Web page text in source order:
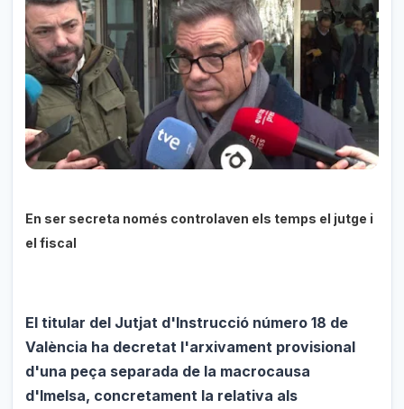
En ser secreta només controlaven els temps el jutge i
el fiscal
El titular del Jutjat d'Instrucció número 18 de
València ha decretat l'arxivament provisional
d'una peça separada de la macrocausa
d'Imelsa, concretament la relativa als